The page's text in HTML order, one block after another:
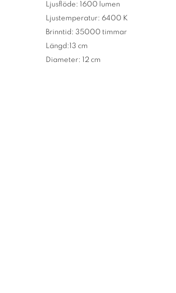
Ljusflöde: 1600 lumen
Ljustemperatur: 6400 K
Brinntid: 35000 timmar
Längd:13 cm
Diameter: 12 cm